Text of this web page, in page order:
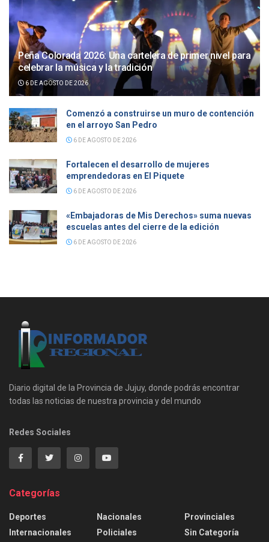
Peña Colorada 2026: Una cartelera de primer nivel para
celebrar la música y la tradición
6 DE AGOSTO DE 2026
Comenzó a construirse un muro de contención
en el arroyo San Pedro
6 DE AGOSTO DE 2026
Fortalecen el desarrollo de mujeres
emprendedoras en El Piquete
6 DE AGOSTO DE 2026
«Embajadoras de Mis Derechos» suma nuevas
escuelas antes del cierre de la edición
6 DE AGOSTO DE 2026
Diario digital de la Provincia de Jujuy, donde podrás encontrar
todas las noticias de nuestra provincia y del mundo
Redes Sociales
Categorías
Deportes
Internacionales
Nacionales
Policiales
Provinciales
Sin Categoría